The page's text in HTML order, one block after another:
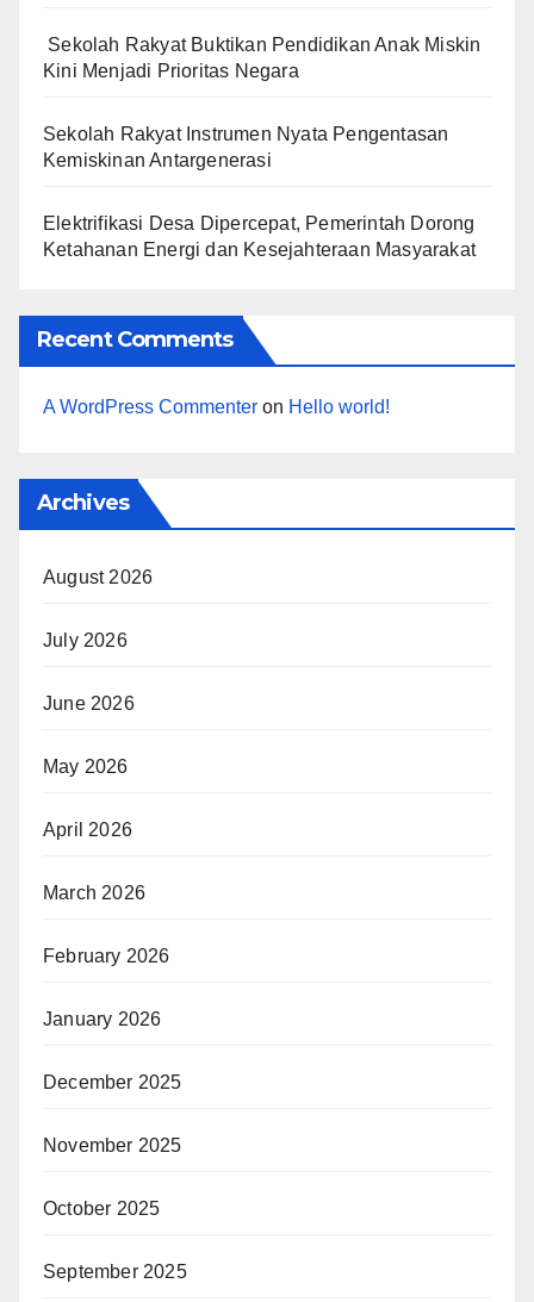
Sekolah Rakyat Buktikan Pendidikan Anak Miskin
Kini Menjadi Prioritas Negara
Sekolah Rakyat Instrumen Nyata Pengentasan
Kemiskinan Antargenerasi
Elektrifikasi Desa Dipercepat, Pemerintah Dorong
Ketahanan Energi dan Kesejahteraan Masyarakat
Recent Comments
A WordPress Commenter on Hello world!
Archives
August 2026
July 2026
June 2026
May 2026
April 2026
March 2026
February 2026
January 2026
December 2025
November 2025
October 2025
September 2025